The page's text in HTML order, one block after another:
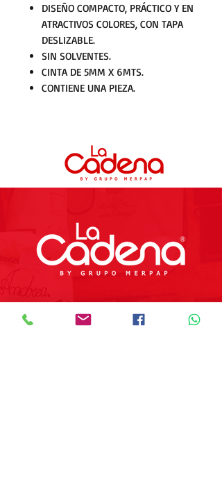
DISEÑO COMPACTO, PRÁCTICO Y EN
ATRACTIVOS COLORES, CON TAPA
DESLIZABLE.
SIN SOLVENTES.
CINTA DE 5MM X 6MTS.
CONTIENE UNA PIEZA.
Preguntas Frecuentes